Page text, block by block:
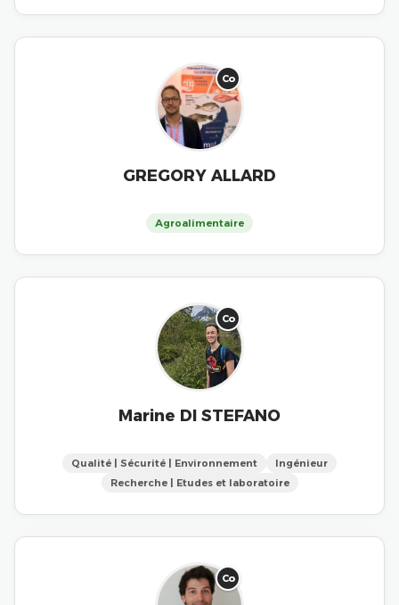
Co
GREGORY ALLARD
Agroalimentaire
Co
Marine DI STEFANO
Qualité | Sécurité | Environnement
Ingénieur
Recherche | Etudes et laboratoire
Co